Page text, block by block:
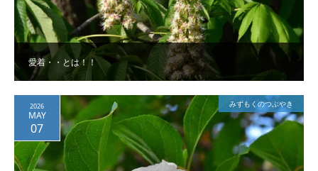
愛着・・とは！！
2026
MAY
07
みずもくのつぶやき